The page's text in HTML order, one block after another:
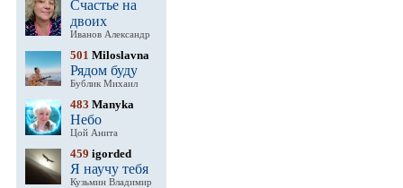
Счастье на
двоих
Иванов Александр
501 Miloslavna
Рядом буду
Бублик Михаил
483 Manyka
Небо
Цой Анита
459 igorded
Я научу тебя
Кузьмин Владимир